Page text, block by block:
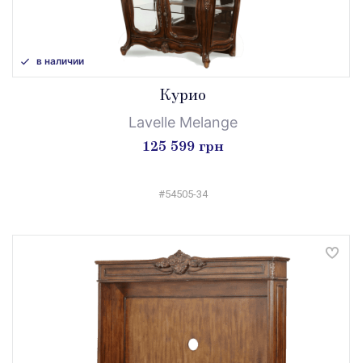
в наличии
Курио
Lavelle Melange
125 599 грн
#54505-34